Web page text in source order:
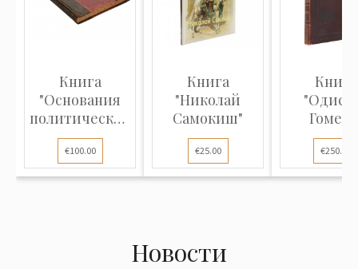
Книга
"Основания
политической
экономии"
€100.00
Книга
"Николай
Самокиш"
€25.00
Книга
€250.00
Новости